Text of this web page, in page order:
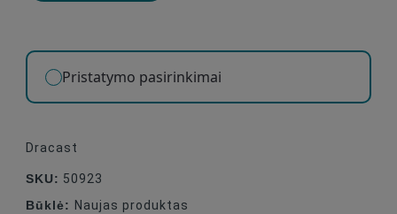
Pristatymo pasirinkimai
Dracast
SKU: 50923
Būklė: Naujas produktas